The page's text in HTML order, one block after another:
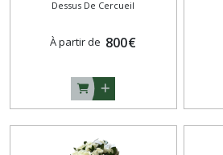
Dessus De Cercueil
À partir de 800€